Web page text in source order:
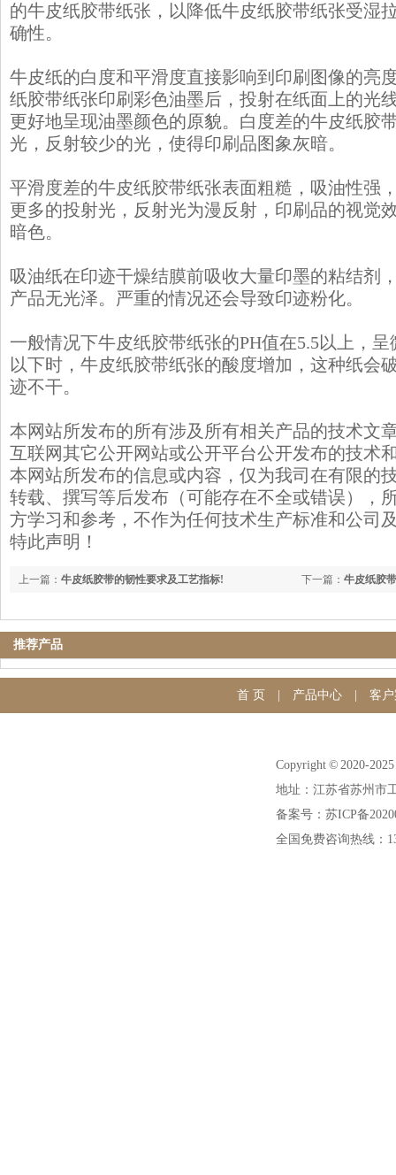
的牛皮纸胶带纸张，以降低牛皮纸胶带纸张受湿
确性。
牛皮纸的白度和平滑度直接影响到印刷图像的亮
纸胶带纸张印刷彩色油墨后，投射在纸面上的光
更好地呈现油墨颜色的原貌。白度差的牛皮纸胶
光，反射较少的光，使得印刷品图象灰暗。
平滑度差的牛皮纸胶带纸张表面粗糙，吸油性强
更多的投射光，反射光为漫反射，印刷品的视觉
暗色。
吸油纸在印迹干燥结膜前吸收大量印墨的粘结剂
产品无光泽。严重的情况还会导致印迹粉化。
一般情况下牛皮纸胶带纸张的PH值在5.5以上，
以下时，牛皮纸胶带纸张的酸度增加，这种纸会
迹不干。
本网站所发布的所有涉及所有相关产品的技术文
互联网其它公开网站或公开平台公开发布的技术
本网站所发布的信息或内容，仅为我司在有限的
转载、撰写等后发布（可能存在不全或错误），
方学习和参考，不作为任何技术生产标准和公司
特此声明！
下一篇： 牛皮纸胶
上一篇： 牛皮纸胶带的韧性要求及工艺指标!
推荐产品
首 页 产品中心| 客
Copyright © 2020-
地址：江苏省苏州市
备案号：苏ICP备
全国免费咨询热线：